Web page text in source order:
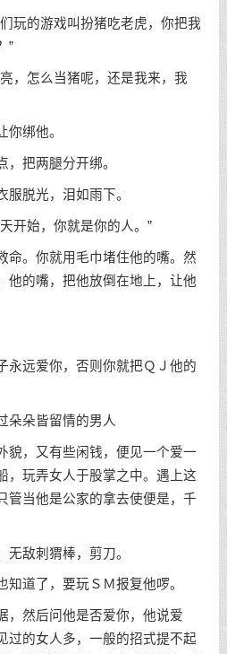
玩的游戏叫扮猪吃老虎，你把我
”
，怎么当猪呢，还是我来，我
你绑他。
，把两腿分开绑。
脱光，泪如雨下。
开始，你就是你的人。”
命。你就用毛巾堵住他的嘴。然
他的嘴，把他放倒在地上，让他
永远爱你，否则你就把ＱＪ他的
朵朵皆留情的男人
貌，又有些闲钱，便见一个爱一
，玩弄女人于股掌之中。遇上这
管当他是公家的拿去使便是，千
无敌刺猬棒，剪刀。
道了，要玩ＳＭ报复他啰。
，然后问他是否爱你，他说爱
过的女人多，一般的招式提不起